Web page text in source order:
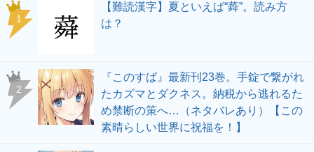
1
【難読漢字】夏といえば“蕣”。読み方
は？
2
『このすば』最新刊23巻。手錠で繋がれ
たカズマとダクネス。納税から逃れるた
め禁断の策へ…（ネタバレあり）【この
素晴らしい世界に祝福を！】